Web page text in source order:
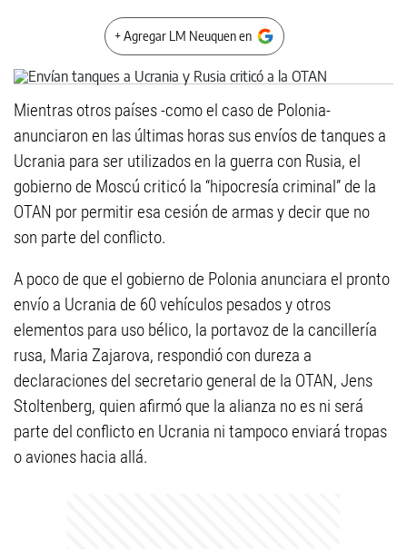
+ Agregar LM Neuquen en
Mientras otros países -como el caso de Polonia-
anunciaron en las últimas horas sus envíos de tanques a
Ucrania para ser utilizados en la guerra con Rusia, el
gobierno de Moscú criticó la “hipocresía criminal” de la
OTAN por permitir esa cesión de armas y decir que no
son parte del conflicto.
A poco de que el gobierno de Polonia anunciara el pronto
envío a Ucrania de 60 vehículos pesados y otros
elementos para uso bélico, la portavoz de la cancillería
rusa, Maria Zajarova, respondió con dureza a
declaraciones del secretario general de la OTAN, Jens
Stoltenberg, quien afirmó que la alianza no es ni será
parte del conflicto en Ucrania ni tampoco enviará tropas
o aviones hacia allá.